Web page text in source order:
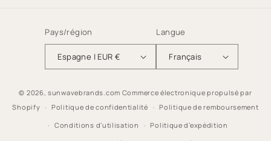
Pays/région
Espagne | EUR €
Langue
Français
© 2026,sunwavebrands.com Commerce électronique propulsé par
Shopify
Politique de confidentialité
Politique de remboursement
Conditions d’utilisation
Politique d’expédition